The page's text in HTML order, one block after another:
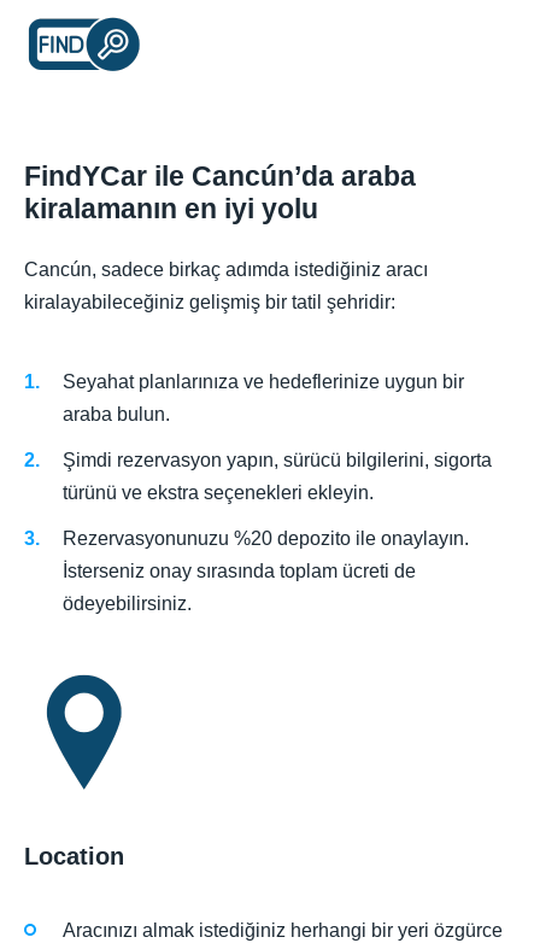
FindYCar ile Cancún’da araba
kiralamanın en iyi yolu
Cancún, sadece birkaç adımda istediğiniz aracı
kiralayabileceğiniz gelişmiş bir tatil şehridir:
Seyahat planlarınıza ve hedeflerinize uygun bir
araba bulun.
Şimdi rezervasyon yapın, sürücü bilgilerini, sigorta
türünü ve ekstra seçenekleri ekleyin.
Rezervasyonunuzu %20 depozito ile onaylayın.
İsterseniz onay sırasında toplam ücreti de
ödeyebilirsiniz.
Location
Aracınızı almak istediğiniz herhangi bir yeri özgürce